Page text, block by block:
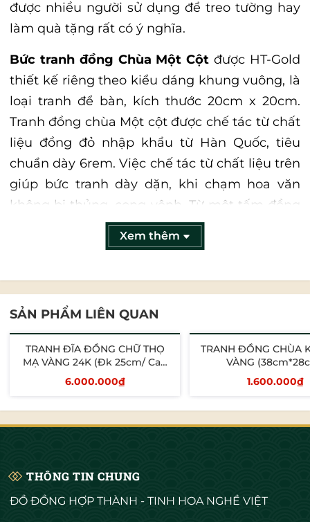
được nhiều người sử dụng để treo tường hay
làm quà tặng rất có ý nghĩa.
Bức tranh đồng Chùa Một Cột được HT-Gold
thiết kế riêng theo kiểu dáng khung vuông, là
loại tranh để bàn, kích thước 20cm x 20cm.
Tranh đồng chùa Một cột được chế tác từ chất
liệu đồng đỏ nhập khẩu từ Hàn Quốc, tiêu
chuẩn dày 6rem. Việc chế tác từ chất liệu trên
giúp bức tranh dày dặn, khi chạm hoa văn
không bị thủng, cong vênh. Từ một tấm đồng
phẳng, người thợ tiến hành gò, thúc thủ công,
các chi tiết, hoa văn sắc nét, đường thúc nông
Xem thêm
SẢN PHẨM LIÊN QUAN
TRANH ĐĨA ĐỒNG CHỮ THỌ
MẠ VÀNG 24K (Đk 25cm/ Cao
30cm)
6.000.000₫
TRANH ĐỒNG CHÙA
VÀNG
1.600.000₫
THÔNG TIN CHUNG
ĐỒ ĐỒNG HỢP THÀNH - TINH HOA NGHỀ VIỆT